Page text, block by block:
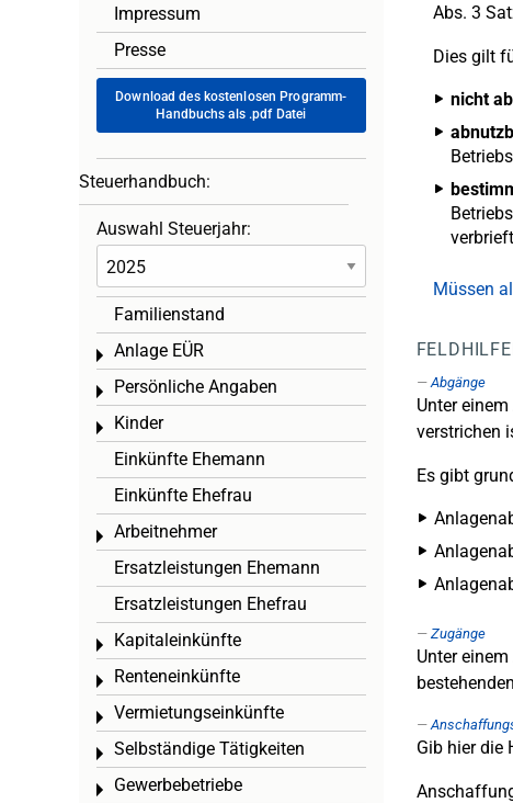
Abs. 3
Dies gilt
nicht
Müssen
Abgänge
Unter einem
verstrichen
Es gibt
Zugänge
Unter
Gib hier die
Impressum
Presse
Download des kostenlosen Programm-
Handbuchs als .pdf Datei
Steuerhandbuch:
Auswahl Steuerjahr:
Familienstand
Anlage EÜR
Toggle menu
Persönliche Angaben
Toggle menu
Kinder
Toggle menu
Einkünfte Ehemann
Einkünfte Ehefrau
Arbeitnehmer
Toggle menu
Ersatzleistungen Ehemann
Ersatzleistungen Ehefrau
Kapitaleinkünfte
Toggle menu
Renteneinkünfte
Toggle menu
Vermietungseinkünfte
Toggle menu
Selbständige Tätigkeiten
Toggle menu
Gewerbebetriebe
Toggle menu